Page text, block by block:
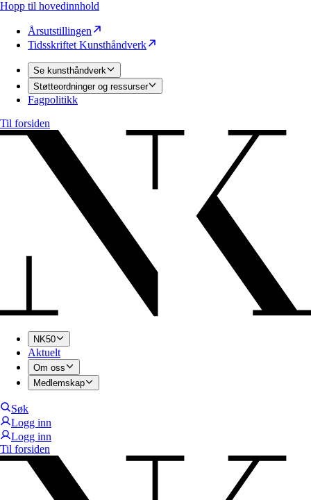
Hopp til hovedinnhold
Årsutstillingen
Tidsskriftet Kunsthåndverk
Se kunsthåndverk
Støtteordninger og ressurser
Fagpolitikk
Til forsiden
NK50
Aktuelt
Om oss
Medlemskap
Søk
Logg inn
Logg inn
Til forsiden